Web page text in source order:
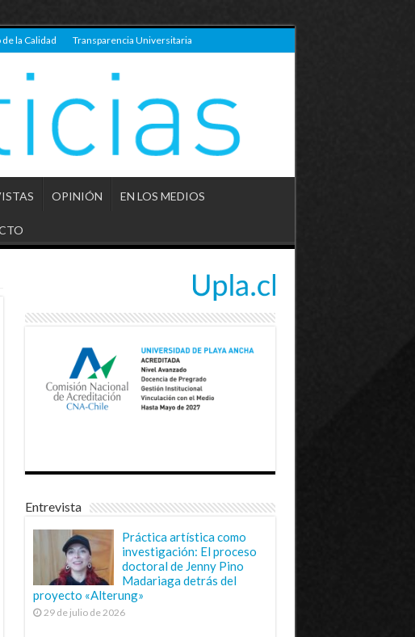
la Calidad Transparencia Universitaria
OPINIÓN EN LOS MEDIOS
Entrevista
Práctica artística como
investigación: El proceso
doctoral de Jenny Pino
Madariaga detrás del
proyecto «Alterung»
29 de julio de 2026